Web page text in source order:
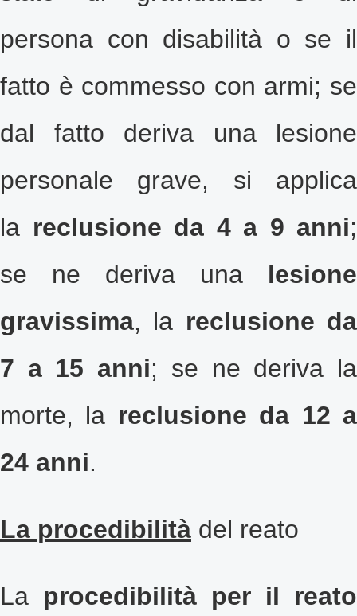
persona con disabilità o se il
fatto è commesso con armi; se
dal fatto deriva una lesione
personale grave, si applica
la reclusione da 4 a 9 anni;
se ne deriva una lesione
gravissima, la reclusione da
7 a 15 anni; se ne deriva la
morte, la reclusione da 12 a
24 anni.
La procedibilità del reato
La procedibilità per il reato